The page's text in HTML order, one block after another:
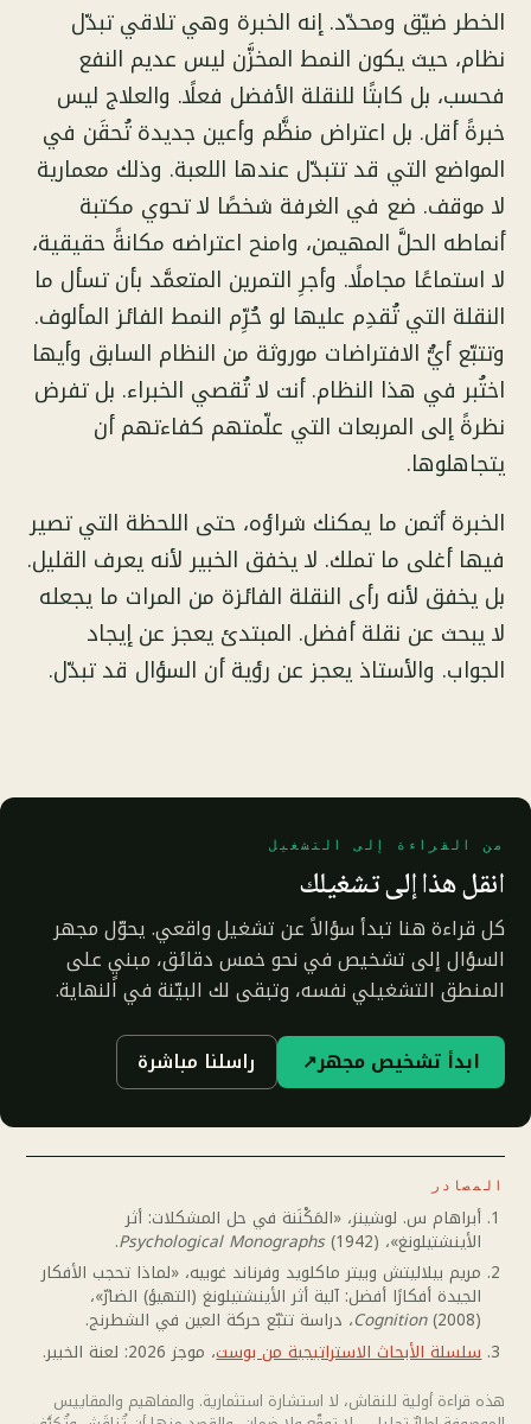
الخطر ضيّق ومحدّد. إنه الخبرة وهي تلاقي تبدّل
نظام، حيث يكون النمط المخزَّن ليس عديم النفع
فحسب، بل كابتًا للنقلة الأفضل فعلًا. والعلاج ليس
خبرةً أقل. بل اعتراض منظَّم وأعين جديدة تُحقَن في
المواضع التي قد تتبدّل عندها اللعبة. وذلك معمارية
لا موقف. ضع في الغرفة شخصًا لا تحوي مكتبة
أنماطه الحلَّ المهيمن، وامنح اعتراضه مكانةً حقيقية،
لا استماعًا مجاملًا. وأجرِ التمرين المتعمَّد بأن تسأل ما
النقلة التي تُقدِم عليها لو حُرِّم النمط الفائز المألوف.
وتتبّع أيُّ الافتراضات موروثة من النظام السابق وأيها
اختُبر في هذا النظام. أنت لا تُقصي الخبراء. بل تفرض
نظرةً إلى المربعات التي علّمتهم كفاءتهم أن
يتجاهلوها.
الخبرة أثمن ما يمكنك شراؤه، حتى اللحظة التي تصير
فيها أغلى ما تملك. لا يخفق الخبير لأنه يعرف القليل.
بل يخفق لأنه رأى النقلة الفائزة من المرات ما يجعله
لا يبحث عن نقلة أفضل. المبتدئ يعجز عن إيجاد
الجواب. والأستاذ يعجز عن رؤية أن السؤال قد تبدّل.
من القراءة إلى التشغيل
انقل هذا إلى تشغيلك
كل قراءة هنا تبدأ سؤالاً عن تشغيل واقعي. يحوّل مجهر
السؤال إلى تشخيص في نحو خمس دقائق، مبنيٍ على
المنطق التشغيلي نفسه، وتبقى لك البيّنة في النهاية.
ابدأ تشخيص مجهر↗ راسلنا مباشرة
المصادر
أبراهام س. لوشينز، «المَكْنَنة في حل المشكلات: أثر
الأينشتيلونغ»،
Psychological Monographs(1942).
مريم بيلاليتش وبيتر ماكلويد وفرناند غوبيه، «لماذا تحجب الأفكار
الجيدة أفكارًا أفضل: آلية أثر الأينشتيلونغ (التهيؤ) الضارّ»،
Cognition(2008)، دراسة تتبّع حركة العين في الشطرنج.
سلسلة الأبحاث الاستراتيجية من بوست، موجز 2026: لعنة الخبير.
هذه قراءة أولية للنقاش، لا استشارة استثمارية. والمفاهيم والمقاييس